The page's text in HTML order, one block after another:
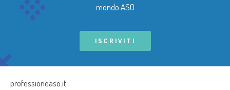
mondo ASO
ISCRIVITI
professioneaso.it